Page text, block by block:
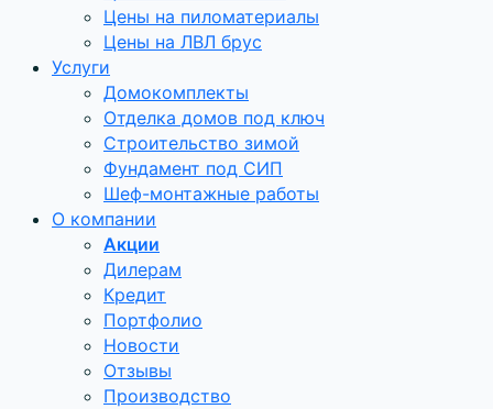
Цены на пиломатериалы
Цены на ЛВЛ брус
Услуги
Домокомплекты
Отделка домов под ключ
Строительство зимой
Фундамент под СИП
Шеф-монтажные работы
О компании
Акции
Дилерам
Кредит
Портфолио
Новости
Отзывы
Производство